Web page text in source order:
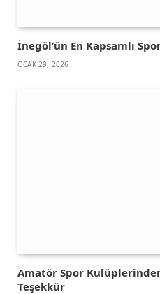
İnegöl’ün En Kapsamlı
OCAK 29, 2026
Amatör Spor
Teşekkür